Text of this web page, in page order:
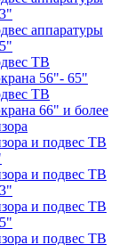
аппаратуры
ТВ
56"- 65"
ТВ
66" и более
и подвес ТВ
и подвес ТВ
и подвес ТВ
и подвес ТВ